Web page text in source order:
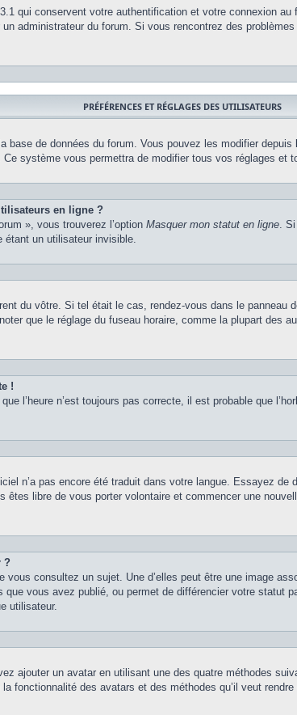
qui conservent votre authentification et votre connexion
administrateur du forum. Si vous rencontrez des
PRÉFÉRENCES ET RÉGLAGES DES UTILISATEURS
de données du forum. Vous pouvez les modifier
système vous permettra de modifier tous vos réglages et
en ligne ?
», vous trouverez l’option Masquer mon statut en ligne.
étant un utilisateur invisible.
du vôtre. Si tel était le cas, rendez-vous dans le
que le réglage du fuseau horaire, comme la plupart des
!
l’heure n’est toujours pas correcte, il est probable que
n’a pas encore été traduit dans votre langue. Essayez
libre de vous porter volontaire et commencer une
?
consultez un sujet. Une d’elles peut être une image
vous avez publié, ou permet de différencier votre statut
utilisateur.
ajouter un avatar en utilisant une des quatre méthodes
fonctionnalité des avatars et des méthodes qu’il veut